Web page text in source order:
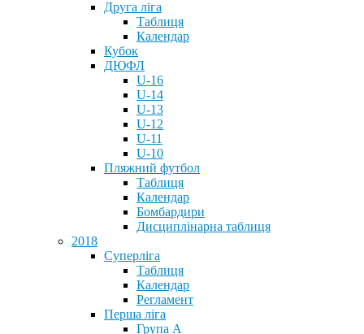
Друга ліга
Таблиця
Календар
Кубок
ДЮФЛ
U-16
U-14
U-13
U-12
U-11
U-10
Пляжний футбол
Таблиця
Календар
Бомбардири
Дисциплінарна таблиця
2018
Суперліга
Таблиця
Календар
Регламент
Перша ліга
Група А